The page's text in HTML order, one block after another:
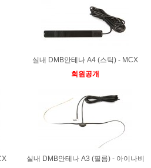
실내 DMB안테나 A4 (스틱) - MCX
회원공개
실내 DMB안테나 A3 (필름) - 아이나비